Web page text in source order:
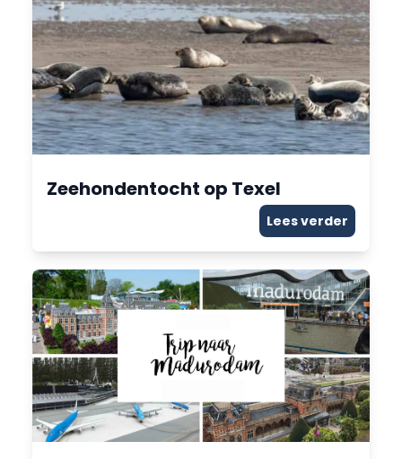
Zeehondentocht op Texel
Lees verder